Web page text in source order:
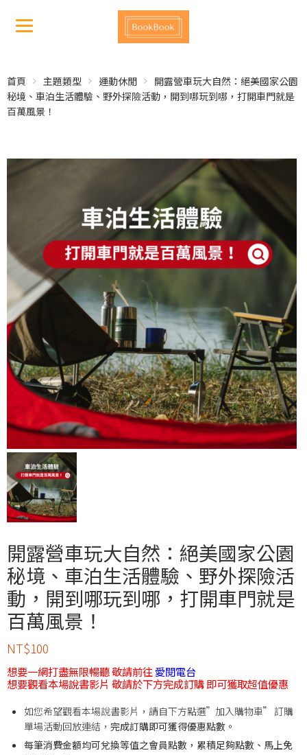
首頁 主題類型 運動休閒
開露營車玩大自然：絕美國家公園
秘境、車泊生活體驗、野外探險活動，開到哪玩到哪，打開車門就是
百萬風景！
開露營車玩大自然：絕美國家公園
秘境、車泊生活體驗、野外探險活
動，開到哪玩到哪，打開車門就是
百萬風景！
NT$100
想要一網打盡無限暢聽 敬請前往 愛閱電台
想要觀看本場說書影片 敬請於下方完成訂購 即可獲取超值優惠
如您希望觀看本場說書影片，請自下方點選”加入購物車” 訂購
單場活動回放連結， 完成訂購即可獲得優惠點數。
每筆消費金額均可兌換等值之會員點數，累積足夠點數、馬上免